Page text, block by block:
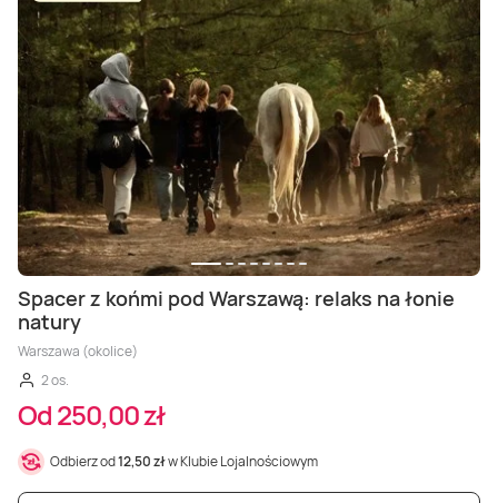
Spacer z końmi pod Warszawą: relaks na łonie
natury
Warszawa (okolice)
2 os.
Od 250,00 zł
Odbierz od12,50 złw Klubie Lojalnościowym